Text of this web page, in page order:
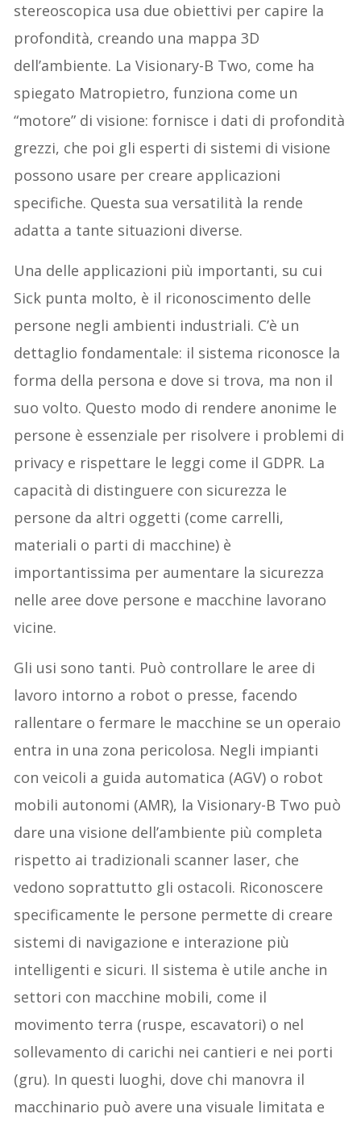
stereoscopica usa due obiettivi per capire la
profondità, creando una mappa 3D
dell’ambiente. La Visionary-B Two, come ha
spiegato Matropietro, funziona come un
“motore” di visione: fornisce i dati di profondità
grezzi, che poi gli esperti di sistemi di visione
possono usare per creare applicazioni
specifiche. Questa sua versatilità la rende
adatta a tante situazioni diverse.
Una delle applicazioni più importanti, su cui
Sick punta molto, è il riconoscimento delle
persone negli ambienti industriali. C’è un
dettaglio fondamentale: il sistema riconosce la
forma della persona e dove si trova, ma non il
suo volto. Questo modo di rendere anonime le
persone è essenziale per risolvere i problemi di
privacy e rispettare le leggi come il GDPR. La
capacità di distinguere con sicurezza le
persone da altri oggetti (come carrelli,
materiali o parti di macchine) è
importantissima per aumentare la sicurezza
nelle aree dove persone e macchine lavorano
vicine.
Gli usi sono tanti. Può controllare le aree di
lavoro intorno a robot o presse, facendo
rallentare o fermare le macchine se un operaio
entra in una zona pericolosa. Negli impianti
con veicoli a guida automatica (AGV) o robot
mobili autonomi (AMR), la Visionary-B Two può
dare una visione dell’ambiente più completa
rispetto ai tradizionali scanner laser, che
vedono soprattutto gli ostacoli. Riconoscere
specificamente le persone permette di creare
sistemi di navigazione e interazione più
intelligenti e sicuri. Il sistema è utile anche in
settori con macchine mobili, come il
movimento terra (ruspe, escavatori) o nel
sollevamento di carichi nei cantieri e nei porti
(gru). In questi luoghi, dove chi manovra il
macchinario può avere una visuale limitata e